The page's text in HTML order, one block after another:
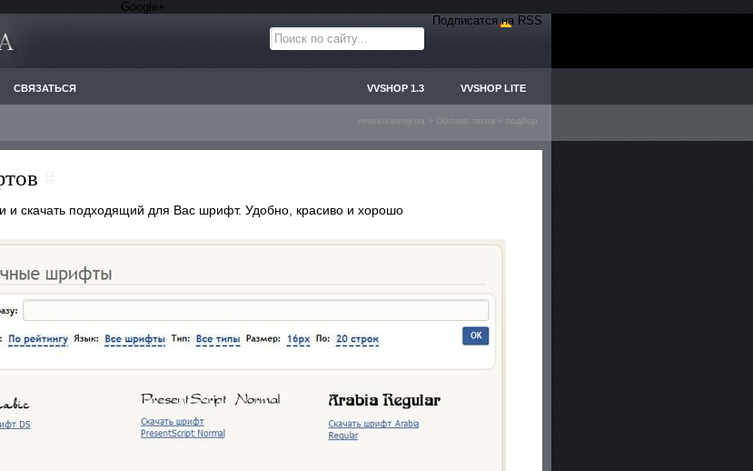
Google+
Подписатся на RSS
СВЯЗАТЬСЯ VVSHOP 1.3 VVSHOP LITE
veselov.sumy.ua » Облако тегов » подбор
и скачать подходящий для Вас шрифт. Удобно, красиво и хорошо